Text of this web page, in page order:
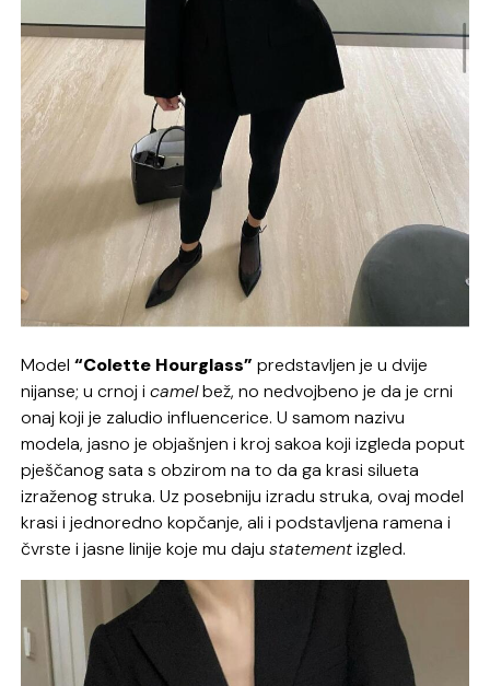
Model“Colette Hourglass” predstavljen je u dvije
nijanse; u crnoj icamelbež, no nedvojbeno je da je crni
onaj koji je zaludio influencerice. U samom nazivu
modela, jasno je objašnjen i kroj sakoa koji izgleda poput
pješčanog sata s obzirom na to da ga krasi silueta
izraženog struka. Uz posebniju izradu struka, ovaj model
krasi i jednoredno kopčanje, ali i podstavljena ramena i
čvrste i jasne linije koje mu dajustatementizgled.